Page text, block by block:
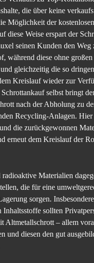
die über keine
Möglichkeit der
diese Weise erspart der
seinen Kunden den Weg
während diese ohne
gleichzeitig die so
Kreislauf wieder zur
selbst bringt
nach der Abholung zu
Recycling-Anlagen.
die zurückgewonnen
erneut dem Kreislauf der
Materialien
die für eine
sorgen.
Inhaltsstoffe sollten
Altmetallschrott – allem
und diesen den gut